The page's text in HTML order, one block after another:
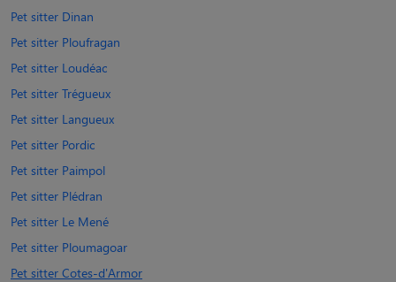
Pet sitter Dinan
Pet sitter Ploufragan
Pet sitter Loudéac
Pet sitter Trégueux
Pet sitter Langueux
Pet sitter Pordic
Pet sitter Paimpol
Pet sitter Plédran
Pet sitter Le Mené
Pet sitter Ploumagoar
Pet sitter Cotes-d'Armor